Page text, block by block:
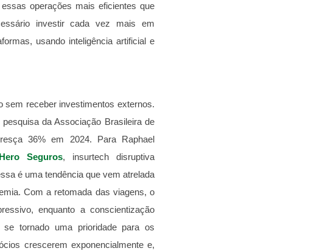
operações mais eficientes que
investir cada vez mais em
usando inteligência artificial e
receber investimentos externos.
da Associação Brasileira de
36% em 2024. Para Raphael
Hero Seguros, insurtech disruptiva
é uma tendência que vem atrelada
Com a retomada das viagens, o
enquanto a conscientização
tornado uma prioridade para os
crescerem exponencialmente e,